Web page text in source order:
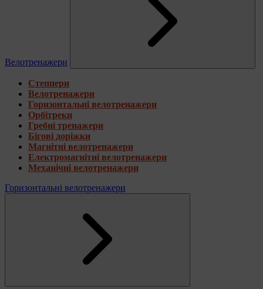
Велотренажери
Степпери
Велотренажери
Горизонтальні велотренажери
Орбітреки
Гребні тренажери
Бігові доріжки
Магнітні велотренажери
Електромагнітні велотренажери
Механічні велотренажери
Горизонтальні велотренажери